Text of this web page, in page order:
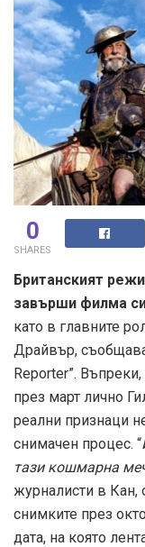
0
SHARES
Британският
завърши филма
като в главните
Драйвър,
Reporter”.
през март лично
реални признаци
снимачен процес. “
тази кошмарна
журналисти в Кан,
снимките през
дата, на която